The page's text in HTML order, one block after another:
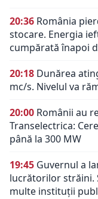
20:36 România
stocare. Energia
cumpărată înapoi
20:18 Dunărea
mc/s. Nivelul va
20:00 Românii au
Transelectrica:
până la 300 MW
19:45 Guvernul a
lucrătorilor străini.
multe instituții